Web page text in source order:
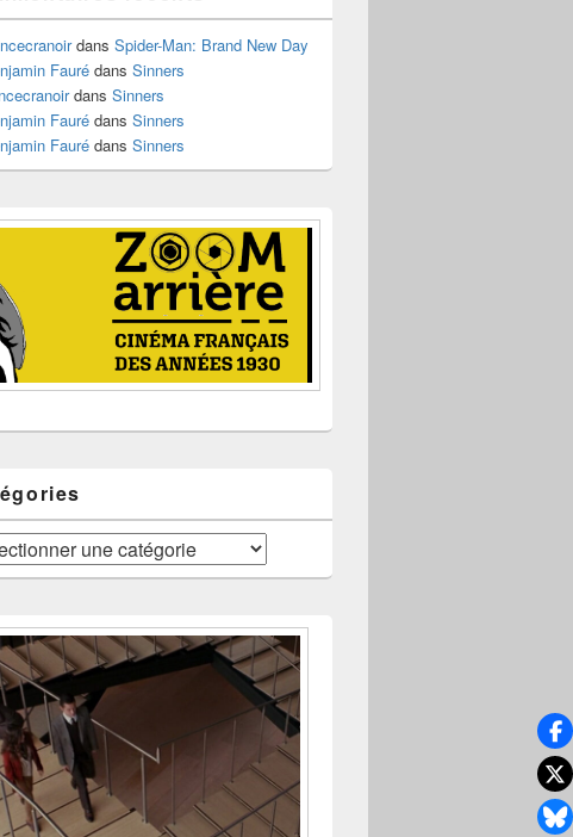
dans Spider-Man: Brand New Day
Fauré dans Sinners
dans Sinners
Fauré dans Sinners
Fauré dans Sinners